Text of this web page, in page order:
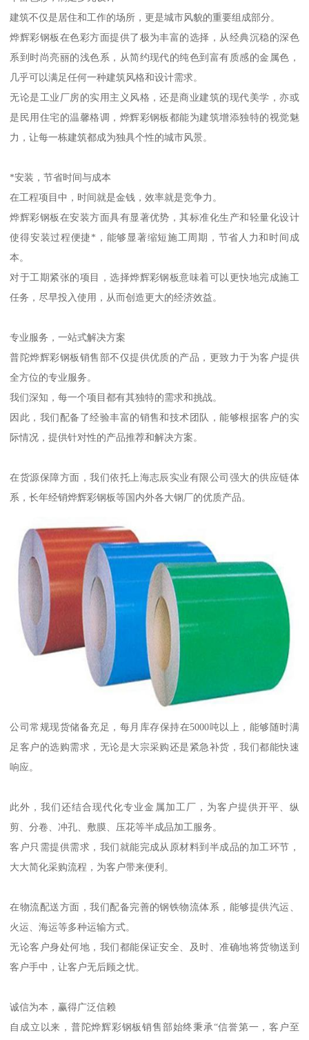
建筑不仅是居住和工作的场所，更是城市风貌的重要组成部分。
烨辉彩钢板在色彩方面提供了极为丰富的选择，从经典沉稳的深色
系到时尚亮丽的浅色系，从简约现代的纯色到富有质感的金属色，
几乎可以满足任何一种建筑风格和设计需求。
无论是工业厂房的实用主义风格，还是商业建筑的现代美学，亦或
是民用住宅的温馨格调，烨辉彩钢板都能为建筑增添独特的视觉魅
力，让每一栋建筑都成为独具个性的城市风景。
*安装，节省时间与成本
在工程项目中，时间就是金钱，效率就是竞争力。
烨辉彩钢板在安装方面具有显著优势，其标准化生产和轻量化设计
使得安装过程便捷*，能够显著缩短施工周期，节省人力和时间成
本。
对于工期紧张的项目，选择烨辉彩钢板意味着可以更快地完成施工
任务，尽早投入使用，从而创造更大的经济效益。
专业服务，一站式解决方案
普陀烨辉彩钢板销售部不仅提供优质的产品，更致力于为客户提供
全方位的专业服务。
我们深知，每一个项目都有其独特的需求和挑战。
因此，我们配备了经验丰富的销售和技术团队，能够根据客户的实
际情况，提供针对性的产品推荐和解决方案。
在货源保障方面，我们依托上海志辰实业有限公司强大的供应链体
系，长年经销烨辉彩钢板等国内外各大钢厂的优质产品。
公司常规现货储备充足，每月库存保持在5000吨以上，能够随时满
足客户的选购需求，无论是大宗采购还是紧急补货，我们都能快速
响应。
此外，我们还结合现代化专业金属加工厂，为客户提供开平、纵
剪、分卷、冲孔、敷膜、压花等半成品加工服务。
客户只需提供需求，我们就能完成从原材料到半成品的加工环节，
大大简化采购流程，为客户带来便利。
在物流配送方面，我们配备完善的钢铁物流体系，能够提供汽运、
火运、海运等多种运输方式。
无论客户身处何地，我们都能保证安全、及时、准确地将货物送到
客户手中，让客户无后顾之忧。
诚信为本，赢得广泛信赖
自成立以来，普陀烨辉彩钢板销售部始终秉承“信誉第一，客户至